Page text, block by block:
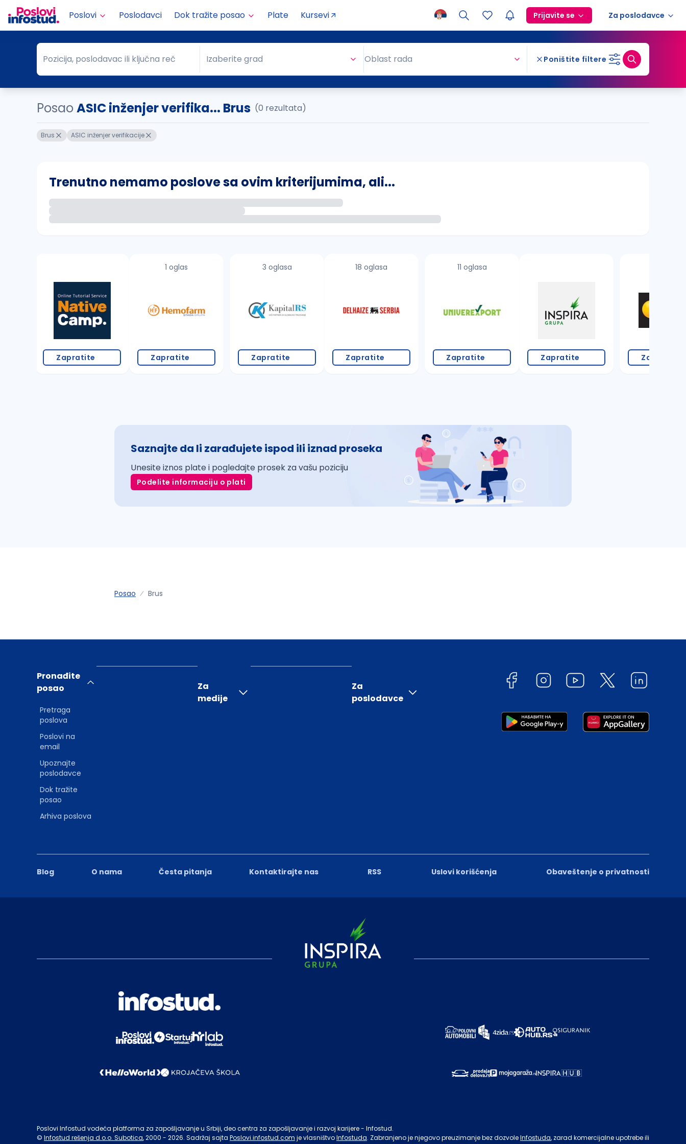
Poslovi Poslodavci Dok tražite posao Plate Kursevi Prijavite se Za poslodavce
Pozicija, poslodavac ili ključna reč
Pozicija, poslodavac ili ključna reč Grad
Izaberite grad Oblast rada Poništite filtere
PosaoASIC inženjer verifika... Brus (0 rezultata)
Brus ASIC inženjer verifikacije
Trenutno nemamo poslove sa ovim kriterijumima, ali...
proverite pravopisne greške (koristite č, ć, š, đ, ž, dž)
povećajte radijus za odabrani grad
Zapratite
1 oglas
Zapratite
3 oglasa
Zapratite
18 oglasa
Zapratite
11 oglasa
Zapratite Zapratite Zapratite
Saznajte da li zarađujete ispod ili iznad proseka
Unesite iznos plate i pogledajte prosek za vašu poziciju
Podelite informaciju o plati
Posao Brus
Blog O nama Česta pitanja Kontaktirajte nas RSS Uslovi korišćenja Obaveštenje o privatnosti
Pronađite
posao
Pretraga
poslova
Poslovi na
email
Upoznajte
poslodavce
Dok tražite
posao
Arhiva poslova
Za
medije
Za
poslodavce
Poslovi Infostud vodeća platforma za zapošljavanje u Srbiji, deo centra za zapošljavanje i razvoj karijere - Infostud.
© Infostud rešenja d.o.o. Subotica, 2000 - 2026. Sadržaj sajta Poslovi.infostud.com je vlasništvoInfostuda. Zabranjeno je njegovo preuzimanje bez dozvoleInfostuda, zarad komercijalne upotrebe ili